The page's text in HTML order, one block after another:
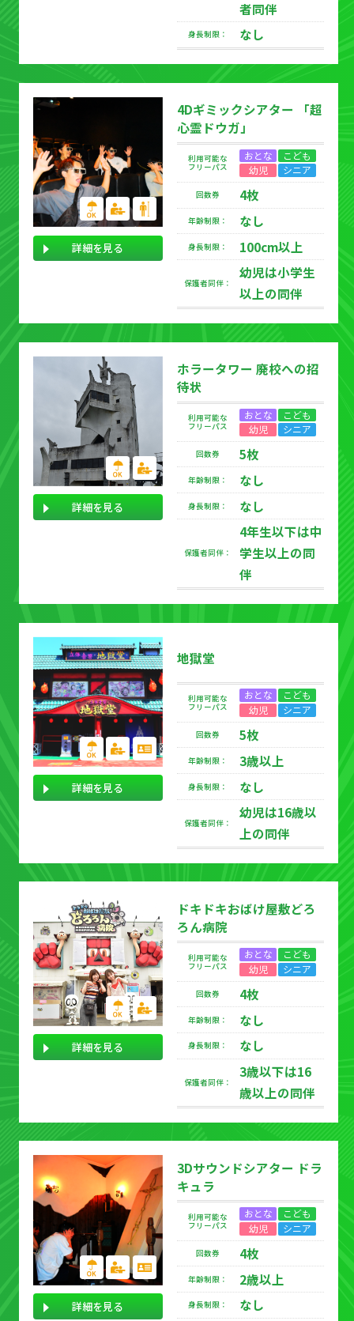
者同伴
身長制限： なし
4Dギミックシアター 「超
心霊ドウガ」
利用可能な
フリーパス
おとな
こども
幼児
シニア
回数券 4枚
年齢制限： なし
身長制限： 100cm以上
保護者同伴：
幼児は小学生
以上の同伴
詳細を見る
ホラータワー 廃校への招
待状
利用可能な
フリーパス
おとな
こども
幼児
シニア
回数券 5枚
年齢制限： なし
身長制限： なし
保護者同伴：
4年生以下は中
学生以上の同
伴
詳細を見る
地獄堂
利用可能な
フリーパス
おとな
こども
幼児
シニア
回数券 5枚
年齢制限： 3歳以上
身長制限： なし
保護者同伴：
幼児は16歳以
上の同伴
詳細を見る
ドキドキおばけ屋敷どろ
ろん病院
利用可能な
フリーパス
おとな
こども
幼児
シニア
回数券 4枚
年齢制限： なし
身長制限： なし
保護者同伴：
3歳以下は16
歳以上の同伴
詳細を見る
3Dサウンドシアター ドラ
キュラ
利用可能な
フリーパス
おとな
こども
幼児
シニア
回数券 4枚
年齢制限： 2歳以上
身長制限： なし
詳細を見る